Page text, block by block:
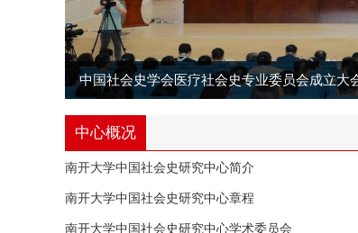
中国社会史学会医疗社会史专业委员会成立大
中心概况
南开大学中国社会史研究中心简介
南开大学中国社会史研究中心章程
南开大学中国社会史研究中心学术委员会